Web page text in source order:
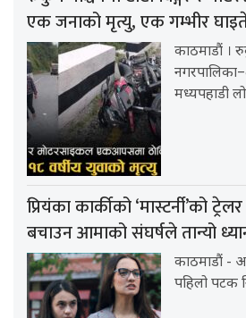
एक जनाको मृत्यु, एक गम्भीर
काठमाडौं ।
मध्यपहाडी
प्रियंका कार्कीको ‘मास्टर्नी’को
बचाउन आमाको संघर्षले तान्यो
काठमाडौं -
पहिलो पटक